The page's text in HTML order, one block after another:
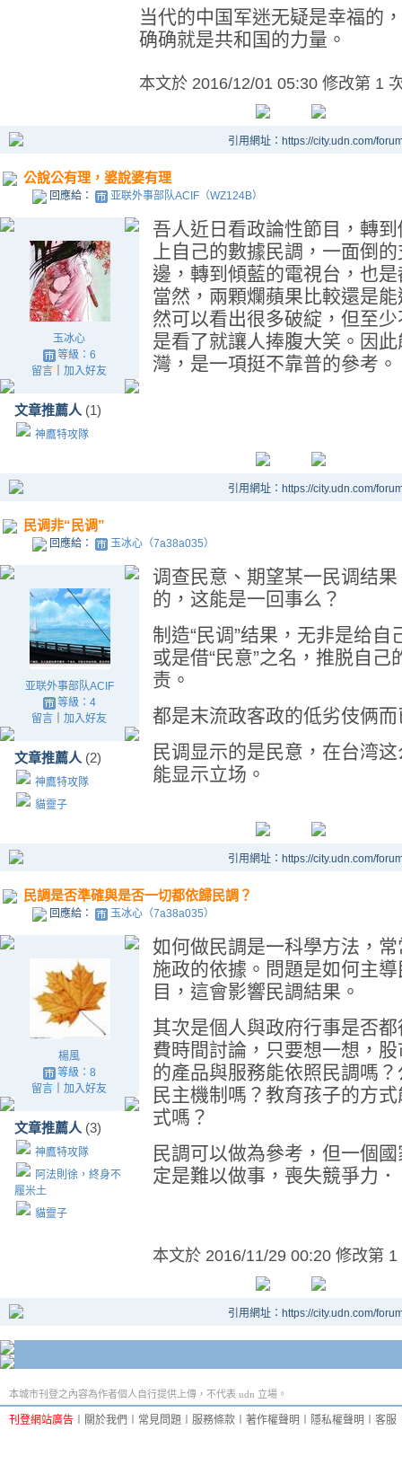
当代的中国军迷无疑是幸福的
确确就是共和国的力量。
本文於 2016/12/01 05:30 修改第 1
引用網址：https://city.udn.com/
公說公有理，婆說婆有理
回應給： 亚联外事部队ACIF（WZ124B）
玉冰心
等級：6
留言 ｜加入好友
文章推薦人 (1)
神鷹特攻隊
吾人近日看政論性節目，轉
上自己的數據民調，一面倒
邊，轉到傾藍的電視台，也
當然，兩顆爛蘋果比較還是
然可以看出很多破綻，但至
是看了就讓人捧腹大笑。因
灣，是一項挺不靠普的參考。
引用網址：https://city.udn.com/
民调非“民调”
回應給： 玉冰心（7a38a035）
亚联外事部队ACIF
等級：4
留言 ｜加入好友
文章推薦人 (2)
神鷹特攻隊
貓靈子
调查民意、期望某一民调结
的，这能是一回事么？
制造“民调”结果，无非是给
或是借“民意”之名，推脱自
责。
都是末流政客政的低劣伎俩而
民调显示的是民意，在台湾
能显示立场。
引用網址：https://city.udn.com/
民調是否準確與是否一切都依歸民調？
回應給： 玉冰心（7a38a035）
楊風
等級：8
留言 ｜加入好友
文章推薦人 (3)
神鷹特攻隊
阿法則徐，終身不
履米土
貓靈子
如何做民調是一科學方法，
施政的依據。問題是如何主
目，這會影響民調結果。
其次是個人與政府行事是否
費時間討論，只要想一想，
的產品與服務能依照民調嗎
民主機制嗎？教育孩子的方
式嗎？
民調可以做為參考，但一個
定是難以做事，喪失競爭力．
本文於 2016/11/29 00:20 修改第 1
引用網址：https://city.udn.com/
本城市刊登之內容為作者個人自行提供上傳，不代表 udn 立場。
刊登網站廣告 關於我們 常見問題 服務條款 著作權聲明 隱私權聲明 客服